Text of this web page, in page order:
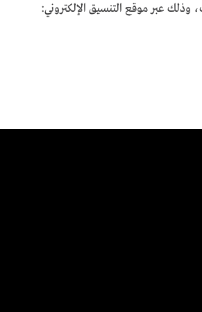
وذلك عبر موقع التنسيق الإلكتروني: